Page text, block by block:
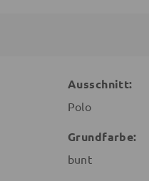
Ausschnitt:
Polo
Grundfarbe:
bunt